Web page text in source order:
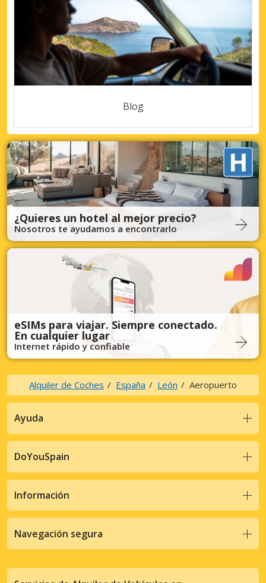
Blog
¿Quieres un hotel al mejor precio?
Nosotros te ayudamos a encontrarlo
eSIMs para viajar. Siempre conectado.
En cualquier lugar
Internet rápido y confiable
Alquiler de Coches España León Aeropuerto
Ayuda
DoYouSpain
Información
Navegación segura